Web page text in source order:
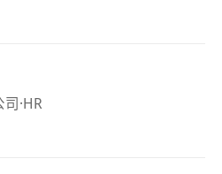
交易流程及客戶服務場景，
。
司·HR